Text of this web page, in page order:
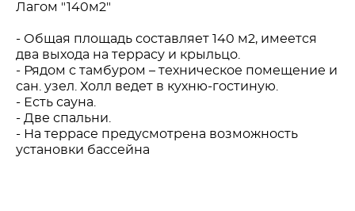
Лагом "140м2"
- Общая площадь составляет 140 м2, имеется
два выхода на террасу и крыльцо.
- Рядом с тамбуром – техническое помещение и
сан. узел. Холл ведет в кухню-гостиную.
- Есть сауна.
- Две спальни.
- На террасе предусмотрена возможность
установки бассейна